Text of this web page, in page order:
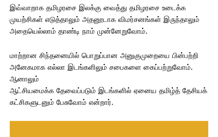
இவ்வாறாக தமிழரசை இலக்கு வைத்து தமிழரசை உடைக்க
முயற்சிகள் எடுத்தாலும் அதனூடாக விமர்சனங்கள் இருந்தாலும்
அதையெல்லாம் தாண்டி நாம் முன்னேறுவோம்.
மாற்றான சிந்தனையில் பொறுப்பான அனுகுமுறையை பின்பற்றி
அனேகமாக எல்லா இடங்களிலும் சபைகளை கைப்பற்றுவோம்.
ஆனாலும்
ஆட்சியமைக்க தேவைப்படும் இடங்களில் ஏனைய தமிழ்த் தேசியக்
கட்சிகளுடனும் பேசுவோம் என்றார்.